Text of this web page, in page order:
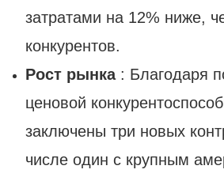
затратами на 12% ниже,
конкурентов.
Рост рынка : Благодаря
ценовой
заключены три новых
числе один с крупным